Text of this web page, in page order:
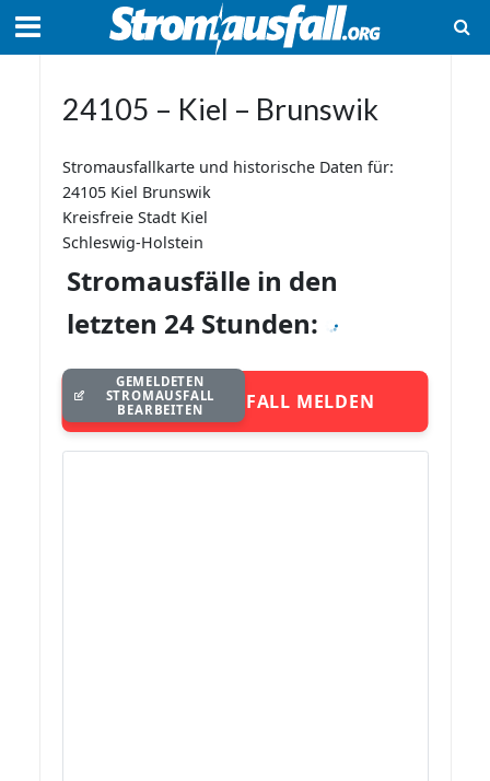
24105 – Kiel – Brunswik
Stromausfallkarte und historische Daten für:
24105 Kiel Brunswik
Kreisfreie Stadt Kiel
Schleswig-Holstein
Stromausfälle in den
letzten 24 Stunden:
STROMAUSFALL MELDEN
GEMELDETEN
STROMAUSFALL
BEARBEITEN